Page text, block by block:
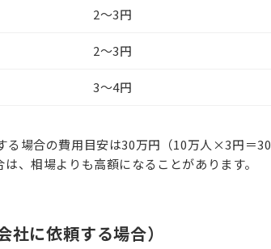
2〜3円
2〜3円
3〜4円
場合の費用目安は30万円（10万人×3円＝30
、相場よりも高額になることがあります。
に依頼する場合）